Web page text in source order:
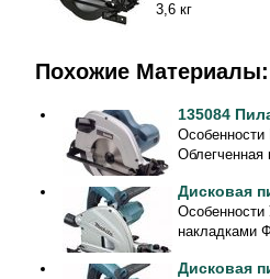
3,6 кг
Похожие Материалы:
135084
Облегченная
Дисковая
Особенности
накладками
Дисковая